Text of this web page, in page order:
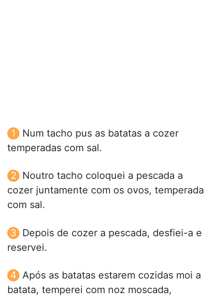
Num tacho pus as batatas a cozer
temperadas com sal.
Noutro tacho coloquei a pescada a
cozer juntamente com os ovos, temperada
com sal.
Depois de cozer a pescada, desfiei-a e
reservei.
Após as batatas estarem cozidas moi a
batata, temperei com noz moscada,